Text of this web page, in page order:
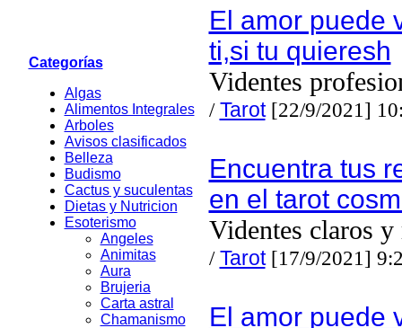
Categorías
Algas
Alimentos Integrales
Arboles
Avisos clasificados
Belleza
Budismo
Cactus y suculentas
Dietas y Nutricion
Esoterismo
Angeles
Animitas
Aura
Brujeria
Carta astral
Chamanismo
El amor puede
ti,si tu quieresh
Videntes
/Tarot[22/9/2021]
Encuentra tus
en el tarot
Videntes claros y
/Tarot[17/9/2021]
El amor puede